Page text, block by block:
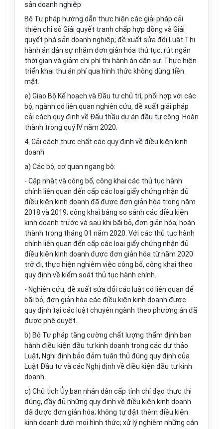
sản doanh nghiệp
Bộ Tư pháp hướng dẫn thực hiện các giải pháp cải
thiện chỉ số Giải quyết tranh chấp hợp đồng và Giải
quyết phá sản doanh nghiệp; đề xuất sửa đổi Luật Thi
hành án dân sự nhằm đơn giản hóa thủ tục, rút ngắn
thời gian và giảm chi phí thi hành án dân sự. Thực hiện
triển khai thu án phí qua hình thức không dùng tiền
mặt.
e) Giao Bộ Kế hoạch và Đầu tư chủ trì, phối hợp với các
bộ, ngành có liên quan nghiên cứu, đề xuất giải pháp
cải cách quy định về Đấu thầu dự án đầu tư công. Hoàn
thành trong quý IV năm 2020.
4. Cải cách thực chất các quy định về điều kiện kinh
doanh
a) Các bộ, cơ quan ngang bộ:
- Cập nhật và công bố, công khai các thủ tục hành
chính liên quan đến cấp các loại giấy chứng nhận đủ
điều kiện kinh doanh đã được đơn giản hóa trong năm
2018 và 2019; công khai bảng so sánh các điều kiện
kinh doanh trước và sau khi bãi bỏ, đơn giản hóa; hoàn
thành trong tháng 01 năm 2020. Với các thủ tục hành
chính liên quan đến cấp các loại giấy chứng nhận đủ
điều kiện kinh doanh được đơn giản hóa từ năm 2020
trở đi, thực hiện nghiêm việc công bố, công khai theo
quy định về kiểm soát thủ tục hành chính.
- Nghiên cứu, đề xuất sửa đổi các luật có liên quan để
bãi bỏ, đơn giản hóa các điều kiện kinh doanh được
quy định tại các luật chuyên ngành theo phương án đã
được phê duyệt.
b) Bộ Tư pháp tăng cường chất lượng thẩm định ban
hành điều kiện đầu tư kinh doanh trong các dự thảo
Luật, Nghị định bảo đảm tuân thủ đúng quy định của
Luật Đầu tư và các Nghị định về điều kiện đầu tư kinh
doanh.
c) Chủ tịch Ủy ban nhân dân cấp tỉnh chỉ đạo thực thi
đúng, đầy đủ những quy định về điều kiện kinh doanh
đã được đơn giản hóa; không tự đặt thêm điều kiện
kinh doanh dưới mọi hình thức; xử lý nghiêm những cán